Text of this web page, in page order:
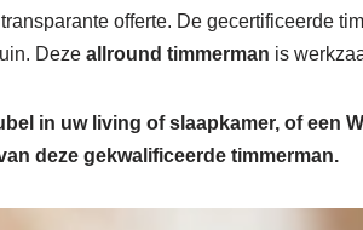
offerte. De gecertificeerde
Deze allround timmerman is
in uw living of slaapkamer, of een
deze gekwalificeerde timmerman.